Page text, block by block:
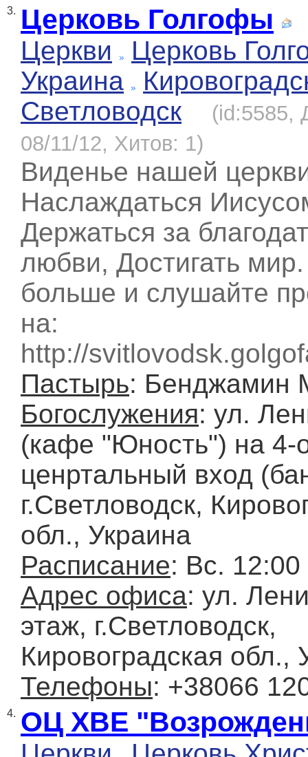
3. Церковь Голгофы
Церкви
Церковь
Украина
Светловодск
(id:5585,
08/11/12, Хитов: 1)
Виденье нашей
Наслаждаться
Держаться за
любви, Достигать
больше и слушайте
на:
http://
Пастырь: Бенджамин
Богослужения: ул.
(кафе "Юность") на 4-
ценртальный вход
г.Светловодск,
обл., Украина
Расписание: Вс. 12:00
Адрес офиса: ул.
этаж, г.Светловодск,
Кировоградская обл.,
Телефоны: +38066
4. ОЦ ХВЕ